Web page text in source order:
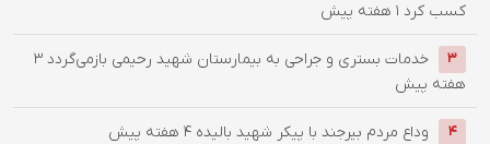
کسب کرد 1 هفته پیش
3 خدمات بستری و جراحی به بیمارستان شهید رحیمی بازمی‌گردد 3
هفته پیش
4 وداع مردم بیرجند با پیکر شهید بالیده 4 هفته پیش